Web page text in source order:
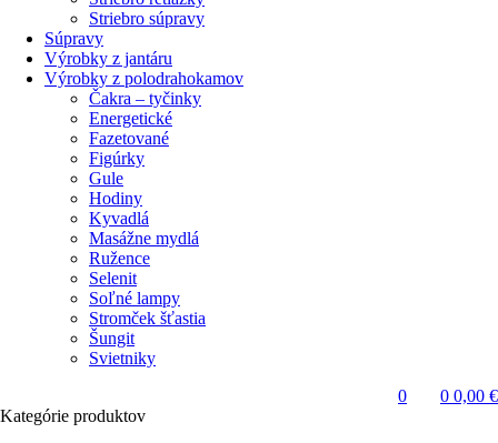
Striebro súpravy
Súpravy
Výrobky z jantáru
Výrobky z polodrahokamov
Čakra – tyčinky
Energetické
Fazetované
Figúrky
Gule
Hodiny
Kyvadlá
Masážne mydlá
Ružence
Selenit
Soľné lampy
Stromček šťastia
Šungit
Svietniky
0
0 0,00 €
Kategórie produktov